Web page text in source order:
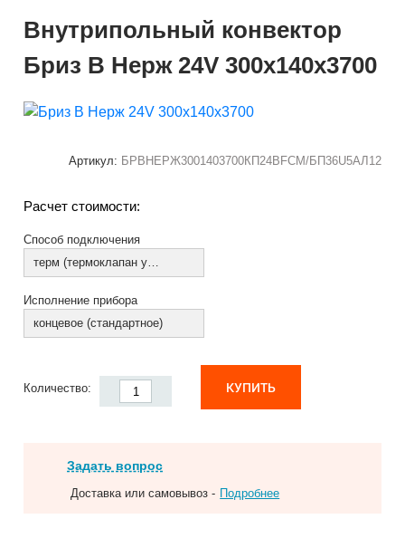
Внутрипольный конвектор
Бриз В Нерж 24V 300x140x3700
Артикул: БРВНЕРЖ3001403700КП24ВFCM/БП36U5АЛ12
Расчет стоимости:
Способ подключения
терм (термоклапан установлен)
Исполнение прибора
концевое (стандартное)
Количество: КУПИТЬ
Задать вопрос
Доставка или самовывоз - Подробнее